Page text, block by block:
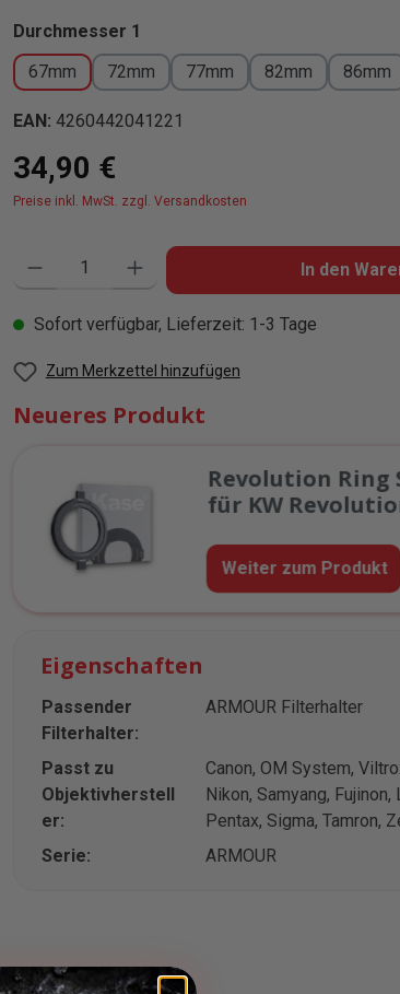
Durchmesser 1
67mm
72mm 77mm 82mm 86mm
EAN: 4260442041221
Regulärer Preis:
34,90 €
Preise inkl. MwSt. zzgl. Versandkosten
Produkt Anzahl: Gib den gewünschten Wert ein oder
In den
Sofort verfügbar, Lieferzeit: 1-3 Tage
Zum Merkzettel hinzufügen
Neueres Produkt
Revolution Ring
für KW
Weiter zum Produkt
Eigenschaften
Passender
Filterhalter:
ARMOUR Filterhalter
Passt zu
Objektivherstell
er:
Canon, OM System,
Nikon, Samyang, Fujinon,
Pentax, Sigma, Tamron,
Serie:
ARMOUR